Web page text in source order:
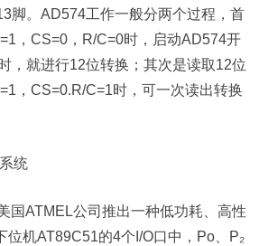
脚。AD574工作一般分两个过程，首
，CS=0，R/C=0时，启动AD574开
，就进行12位转换；其次是读取12位
，CS=0.R/C=1时，可一次读出转换
统
ATMEL公司推出一种低功耗、高性
位机AT89C51的4个I/O口中，Po、P₂